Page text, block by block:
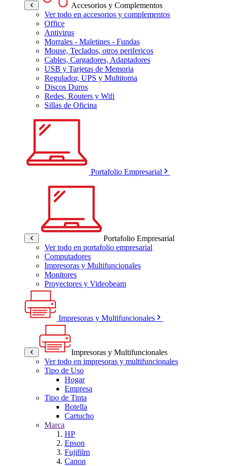
Accesorios y Complementos
Ver todo en accesorios y complementos
Office
Antivirus
Morrales - Maletines - Fundas
Mouse, Teclados, otros perifericos
Cables, Cargadores, Adaptadores
USB y Tarjetas de Memoria
Regulador, UPS y Multitoma
Discos Duros
Redes, Routers y Wifi
Sillas de Oficina
Portafolio Empresarial
Portafolio Empresarial
Ver todo en portafolio empresarial
Computadores
Impresoras y Multifuncionales
Monitores
Proyectores y Videobeam
Impresoras y Multifuncionales
Impresoras y Multifuncionales
Ver todo en impresoras y multifuncionales
Tipo de Uso
Hogar
Empresa
Tipo de Tinta
Botella
Cartucho
Marca
HP
Epson
Fujifilm
Canon